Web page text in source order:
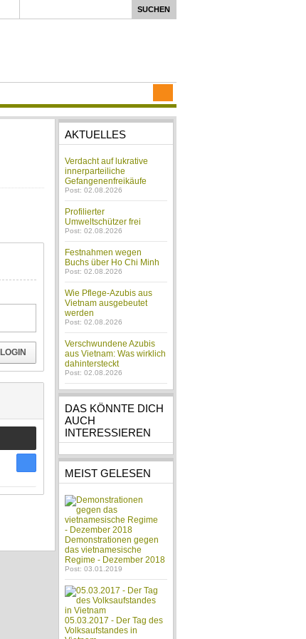
LOGIN
AKTUELLES
Verdacht auf lukrative
innerparteiliche
Gefangenenfreikäufe
Post: 02.08.2026
Profilierter
Umweltschützer frei
Post: 02.08.2026
Festnahmen wegen
Buchs über Ho Chi Minh
Post: 02.08.2026
Wie Pflege-Azubis aus
Vietnam ausgebeutet
werden
Post: 02.08.2026
Verschwundene Azubis
aus Vietnam: Was wirklich
dahintersteckt
Post: 02.08.2026
DAS KÖNNTE DICH
AUCH
INTERESSIEREN
MEIST GELESEN
Demonstrationen gegen
das vietnamesische
Regime - Dezember 2018
Post: 03.01.2019
05.03.2017 - Der Tag des
Volksaufstandes in